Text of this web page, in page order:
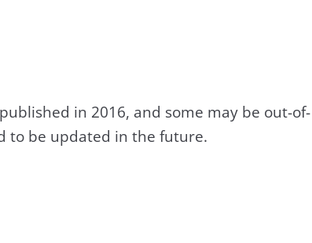
in 2016, and some may be out-of-
to be updated in the future.